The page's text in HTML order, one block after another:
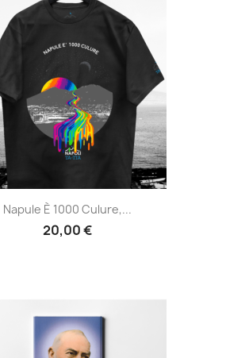
Napule È 1000 Culure,...
20,00 €